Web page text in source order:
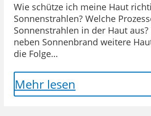
Wie schütze ich meine Haut
Sonnenstrahlen? Welche
Sonnenstrahlen in der Haut
neben Sonnenbrand weitere
die Folge…
Mehr lesen